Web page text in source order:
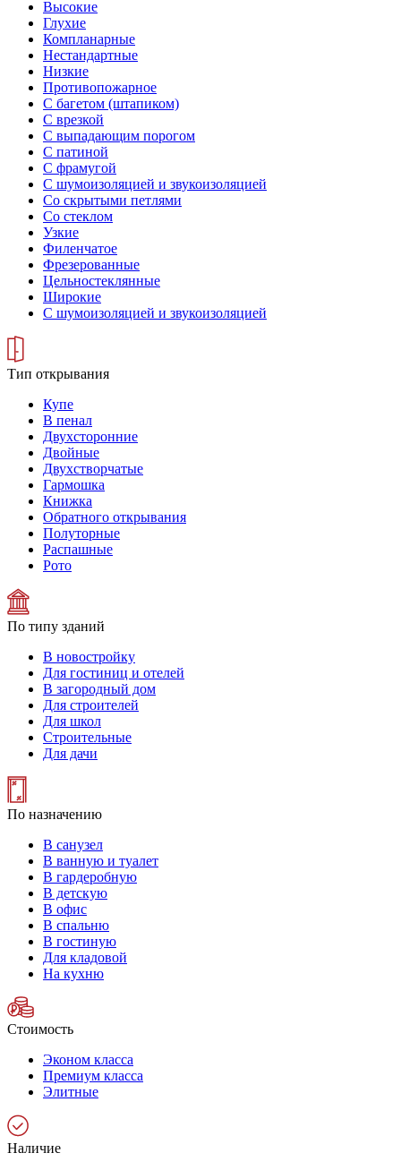
Высокие
Глухие
Компланарные
Нестандартные
Низкие
Противопожарное
С багетом (штапиком)
С врезкой
С выпадающим порогом
С патиной
С фрамугой
С шумоизоляцией и звукоизоляцией
Со скрытыми петлями
Со стеклом
Узкие
Филенчатое
Фрезерованные
Цельностеклянные
Широкие
С шумоизоляцией и звукоизоляцией
Тип открывания
Купе
В пенал
Двухсторонние
Двойные
Двухстворчатые
Гармошка
Книжка
Обратного открывания
Полуторные
Распашные
Рото
По типу зданий
В новостройку
Для гостиниц и отелей
В загородный дом
Для строителей
Для школ
Строительные
Для дачи
По назначению
В санузел
В ванную и туалет
В гардеробную
В детскую
В офис
В спальню
В гостиную
Для кладовой
На кухню
Стоимость
Эконом класса
Премиум класса
Элитные
Наличие